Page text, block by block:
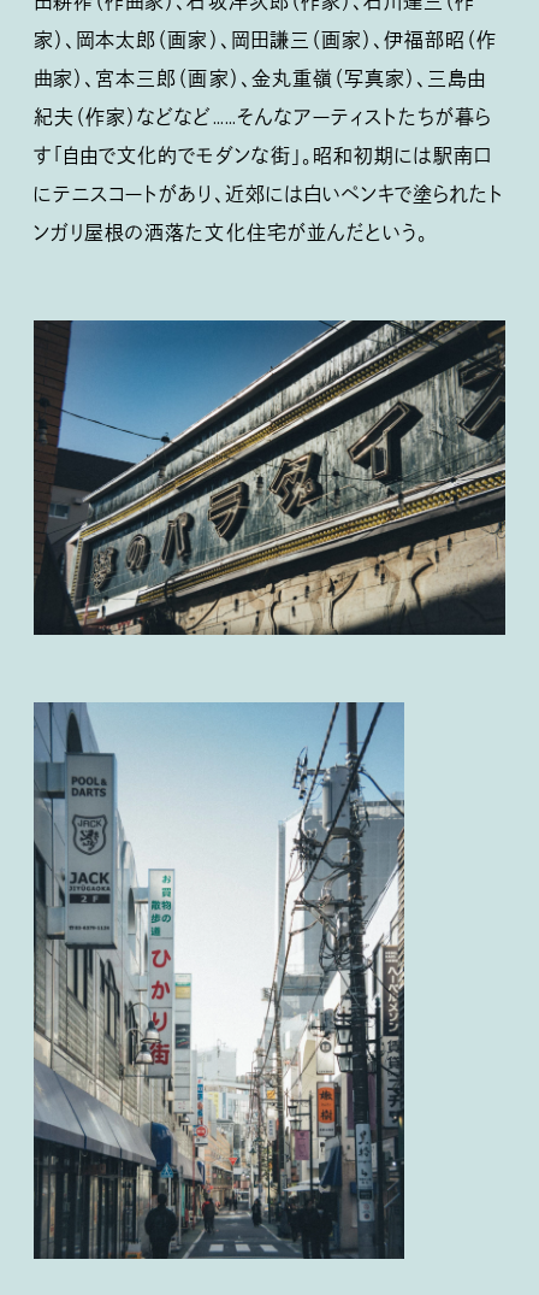
家）、岡本太郎（画家）、岡田謙三（画家）、伊福部昭（作
曲家）、宮本三郎（画家）、金丸重嶺（写真家）、三島由
紀夫（作家）などなど……そんなアーティストたちが暮ら
す「自由で文化的でモダンな街」。昭和初期には駅南口
にテニスコートがあり、近郊には白いペンキで塗られたト
ンガリ屋根の洒落た文化住宅が並んだという。